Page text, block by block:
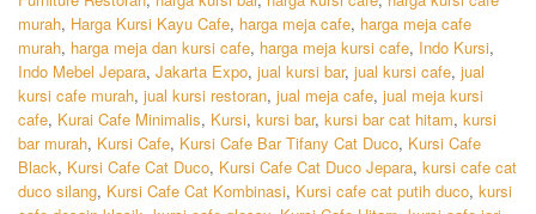
murah, Harga Kursi Kayu Cafe, harga meja cafe, harga meja cafe
murah, harga meja dan kursi cafe, harga meja kursi cafe, Indo Kursi,
Indo Mebel Jepara, Jakarta Expo, jual kursi bar, jual kursi cafe, jual
kursi cafe murah, jual kursi restoran, jual meja cafe, jual meja kursi
cafe, Kurai Cafe Minimalis, Kursi, kursi bar, kursi bar cat hitam, kursi
bar murah, Kursi Cafe, Kursi Cafe Bar Tifany Cat Duco, Kursi Cafe
Black, Kursi Cafe Cat Duco, Kursi Cafe Cat Duco Jepara, kursi cafe cat
duco silang, Kursi Cafe Cat Kombinasi, Kursi cafe cat putih duco, kursi